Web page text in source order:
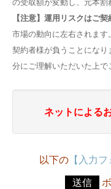
【注意】運用リスクはご契
市場の動向に左右されま
契約者様が負うことにな
分にご理解いただいた上で
ネットによる
以下の 【入力フ
送信